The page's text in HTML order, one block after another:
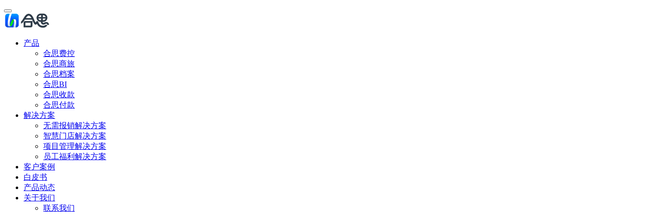
产品
合思费控
合思商旅
合思档案
合思BI
合思收款
合思付款
解决方案
无需报销解决方案
智慧门店解决方案
项目管理解决方案
员工福利解决方案
客户案例
白皮书
产品动态
关于我们
联系我们